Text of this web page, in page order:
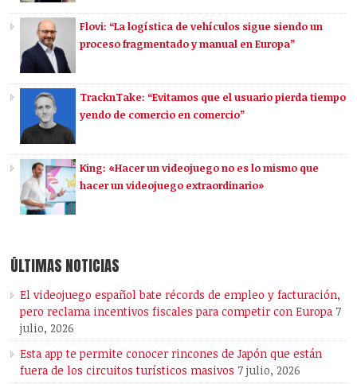
Flovi: “La logística de vehículos sigue siendo un
proceso fragmentado y manual en Europa”
TracknTake: “Evitamos que el usuario pierda tiempo
yendo de comercio en comercio”
King: «Hacer un videojuego no es lo mismo que
hacer un videojuego extraordinario»
ÚLTIMAS NOTICIAS
El videojuego español bate récords de empleo y facturación,
pero reclama incentivos fiscales para competir con Europa 7
julio, 2026
Esta app te permite conocer rincones de Japón que están
fuera de los circuitos turísticos masivos 7 julio, 2026